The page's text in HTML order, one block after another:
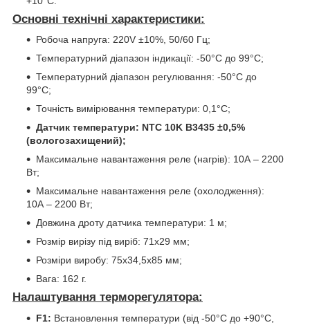
Основні технічні характеристики:
Робоча напруга: 220V ±10%, 50/60 Гц;
Температурний діапазон індикації: -50°C до 99°C;
Температурний діапазон регулювання: -50°C до
99°C;
Точність вимірювання температури: 0,1°C;
Датчик температури: NTC 10K В3435 ±0,5%
(вологозахищений);
Максимальне навантаження реле (нагрів): 10А – 2200
Вт;
Максимальне навантаження реле (охолодження):
10А – 2200 Вт;
Довжина дроту датчика температури: 1 м;
Розмір вирізу під виріб: 71x29 мм;
Розміри виробу: 75x34,5x85 мм;
Вага: 162 г.
Налаштування терморегулятора:
F1: Встановлення температури (від -50°C до +90°C,